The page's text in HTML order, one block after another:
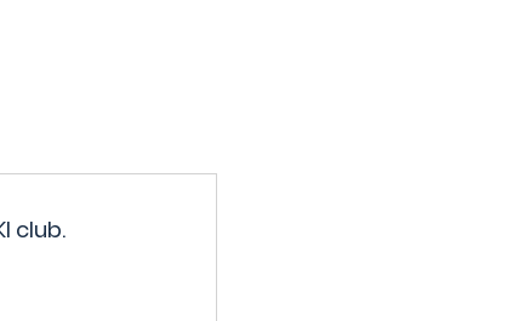
club.